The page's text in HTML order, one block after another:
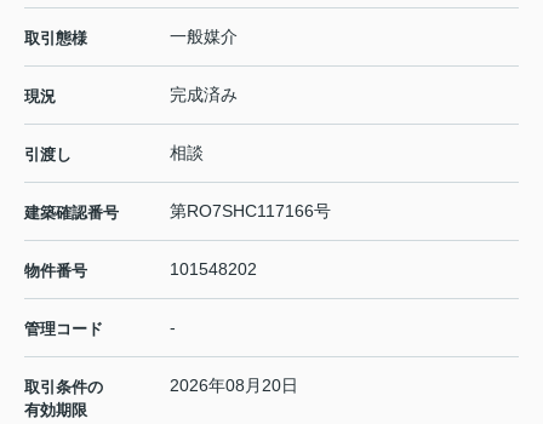
取引態様 一般媒介
現況 完成済み
引渡し 相談
建築確認番号 第RO7SHC117166号
物件番号 101548202
管理コード -
取引条件の
有効期限
2026年08月20日